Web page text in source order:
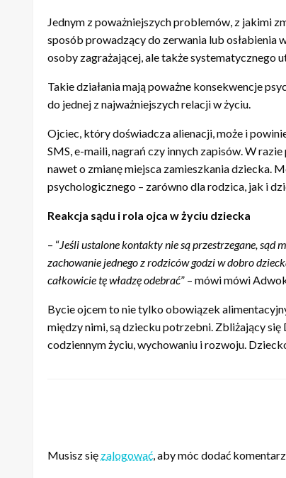
Jednym z poważniejszych problemów, z jakimi
sposób prowadzący do zerwania lub osłabienia
osoby zagrażającej, ale także
Takie działania mają poważne konsekwencje
do jednej z najważniejszych relacji w życiu.
Ojciec, który doświadcza alienacji, może i
SMS, e-maili, nagrań czy innych zapisów. W
nawet o zmianę miejsca zamieszkania dziecka.
psychologicznego – zarówno dla rodzica, jak i
Reakcja sądu i rola ojca w życiu dziecka
– “Jeśli ustalone kontakty nie są przestrzegane, sąd
zachowanie jednego z rodziców godzi w dobro
całkowicie tę władzę odebrać” – mówi mówi
Bycie ojcem to nie tylko obowiązek
między nimi, są dziecku potrzebni. Zbliżający
codziennym życiu, wychowaniu i rozwoju.
Musisz się zalogować, aby móc dodać